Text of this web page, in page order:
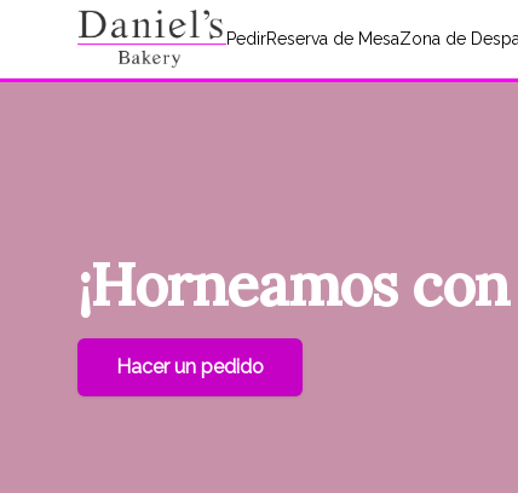
PedirReserva de MesaZona de
¡Horneamos con
Hacer un pedido